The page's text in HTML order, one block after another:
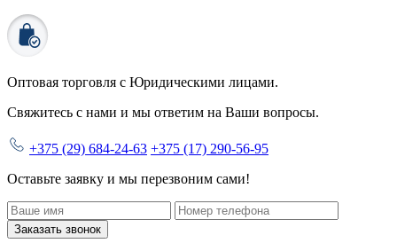
Оптовая торговля с Юридическими лицами.
Свяжитесь с нами и мы ответим на Ваши вопросы.
+375 (29) 684-24-63 +375 (17) 290-56-95
Оставьте заявку и мы перезвоним сами!
Заказать звонок